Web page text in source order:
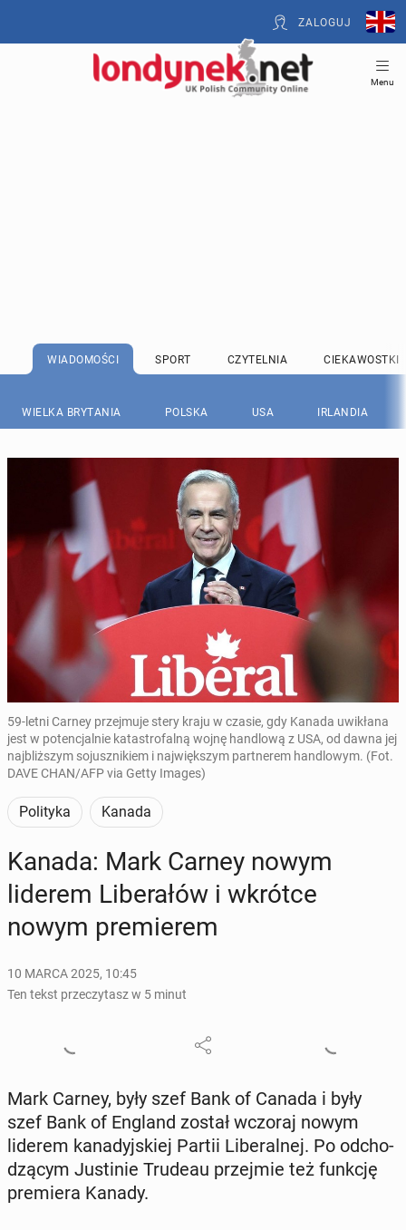
ZALOGUJ
Menu
WIADOMOŚCI SPORT CZYTELNIA CIEKAWOSTKI
WIELKA BRYTANIA POLSKA USA IRLANDIA
59-letni Carney przejmuje stery kraju w czasie, gdy Kanada uwikłana
jest w potencjalnie katastrofalną wojnę handlową z USA, od dawna jej
najbliższym sojusznikiem i największym partnerem handlowym. (Fot.
DAVE CHAN/AFP via Getty Images)
Polityka Kanada
Kanada: Mark Carney nowym
liderem Li­be­ra­łów i wkrótce
nowym pre­mie­rem
10 MARCA 2025, 10:45
Ten tekst przeczytasz w 5 minut
Mark Carney, były szef Bank of Canada i były
szef Bank of England został wczoraj nowym
liderem ka­na­dyj­skiej Partii Li­be­ral­nej. Po od­cho­
dzą­cym Ju­sti­nie Trudeau przej­mie też funkcję
pre­mie­ra Kanady.